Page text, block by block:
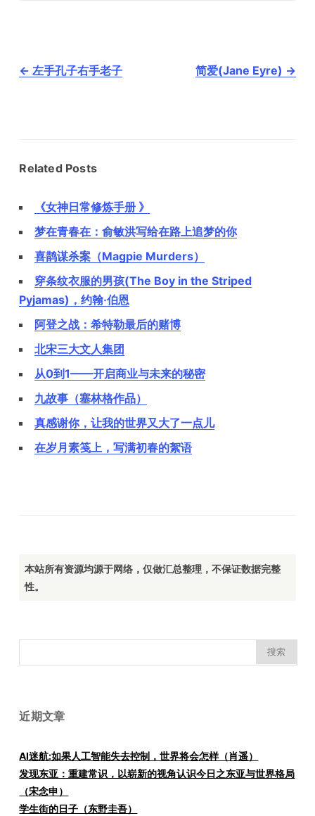
文
章
← 左手孔子右手老子 简爱(Jane Eyre) →
Related Posts
《女神日常修炼手册 》
梦在青春在：俞敏洪写给在路上追梦的你
喜鹊谋杀案（Magpie Murders）
穿条纹衣服的男孩(The Boy in the Striped
Pyjamas)，约翰·伯恩
阿登之战：希特勒最后的赌博
北宋三大文人集团
从0到1——开启商业与未来的秘密
九故事（塞林格作品）
真感谢你，让我的世界又大了一点儿
在岁月素笺上，写满初春的絮语
本站所有资源均源于网络，仅做汇总整理，不保证数据完整
性。
索：
近期文章
AI迷航:如果人工智能失去控制，世界将会怎样（肖遥）
发现东亚：重建常识，以崭新的视角认识今日之东亚与世界格局
（宋念申）
学生街的日子（东野圭吾）